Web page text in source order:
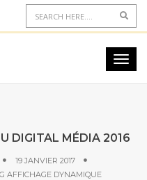
DIGITAL MÉDIA 2016
19 JANVIER 2017
AFFICHAGE DYNAMIQUE